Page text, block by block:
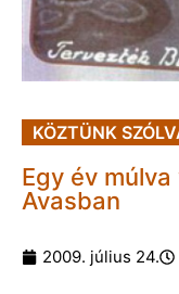
KÖZTÜNK
Egy év
Avasban
2009. július 24.